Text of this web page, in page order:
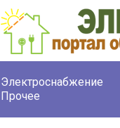
Электроснабжение
Прочее